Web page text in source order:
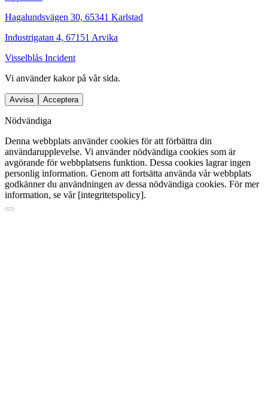
Hagalundsvägen 30, 65341 Karlstad
Industrigatan 4, 67151 Arvika
Visselblås Incident
Vi använderkakorpå vår sida.
Avvisa Acceptera
Nödvändiga
Denna webbplats använder cookies för att förbättra din
användarupplevelse. Vi använder nödvändiga cookies som är
avgörande för webbplatsens funktion. Dessa cookies lagrar ingen
personlig information. Genom att fortsätta använda vår webbplats
godkänner du användningen av dessa nödvändiga cookies. För mer
information, se vår [integritetspolicy].